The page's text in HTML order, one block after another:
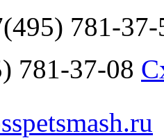
781-37-
781-37-08